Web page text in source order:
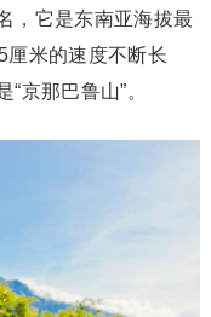
，它是东南亚海拔最
厘米的速度不断长
京那巴鲁山”。